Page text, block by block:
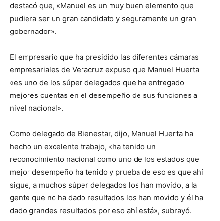
destacó que, «Manuel es un muy buen elemento que
pudiera ser un gran candidato y seguramente un gran
gobernador».
El empresario que ha presidido las diferentes cámaras
empresariales de Veracruz expuso que Manuel Huerta
«es uno de los súper delegados que ha entregado
mejores cuentas en el desempeño de sus funciones a
nivel nacional».
Como delegado de Bienestar, dijo, Manuel Huerta ha
hecho un excelente trabajo, «ha tenido un
reconocimiento nacional como uno de los estados que
mejor desempeño ha tenido y prueba de eso es que ahí
sigue, a muchos súper delegados los han movido, a la
gente que no ha dado resultados los han movido y él ha
dado grandes resultados por eso ahí está», subrayó.